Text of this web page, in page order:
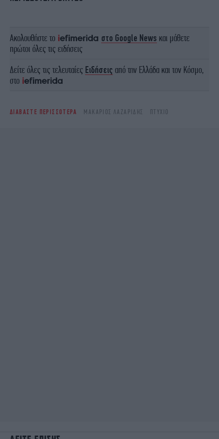
Ακολουθήστε το στο Google News και μάθετε
πρώτοι όλες τις ειδήσεις
Δείτε όλες τις τελευταίες Ειδήσεις από την Ελλάδα και τον Κόσμο,
στο
ΔΙΑΒΑΣΤΕ ΠΕΡΙΣΣΟΤΕΡΑ ΜΑΚΆΡΙΟΣ ΛΑΖΑΡΊΔΗΣ ΠΤΥΧΊΟ